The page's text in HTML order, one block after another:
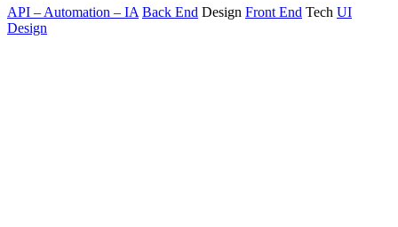
API – Automation – IA Back End Design Front End Tech UI
Design